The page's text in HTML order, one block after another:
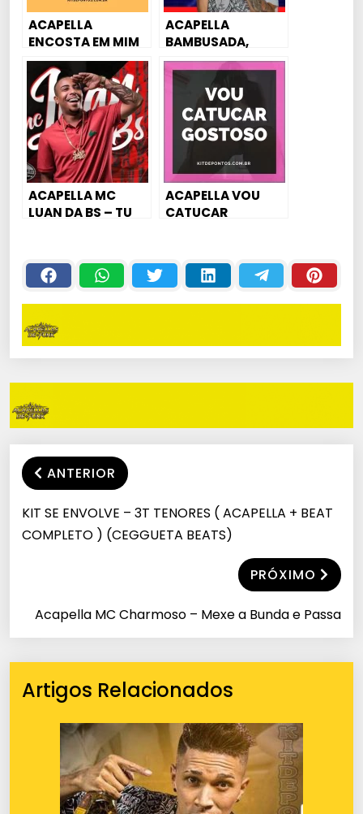
ACAPELLA
ENCOSTA EM MIM
PIRANHA MC
RENAN
ACAPELLA
BAMBUSADA,
CASARÃO
VIRALLLLLL – MC
MADAN
ACAPELLA MC
LUAN DA BS – TU
ACAPELLA VOU
CATUCAR
JOHN JB
ANTERIOR
KIT SE ENVOLVE – 3T TENORES ( ACAPELLA + BEAT
COMPLETO ) (CEGGUETA BEATS)
PRÓXIMO
Acapella MC Charmoso – Mexe a Bunda e Passa
Artigos Relacionados